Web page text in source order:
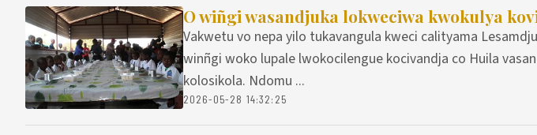
O wiñgi wasandjuka lokweciwa kwokulya
Vakwetu vo nepa yilo tukavangula kweci calityama
winñgi woko lupale lwokocilengue kocivandja co Huila
kolosikola. Ndomu ...
2026-05-28 14:32:25